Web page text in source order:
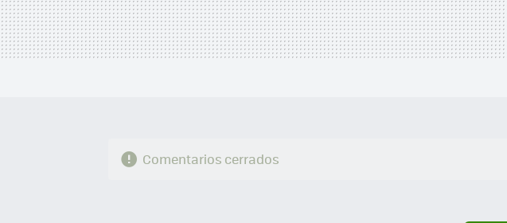
Comentarios cerrados